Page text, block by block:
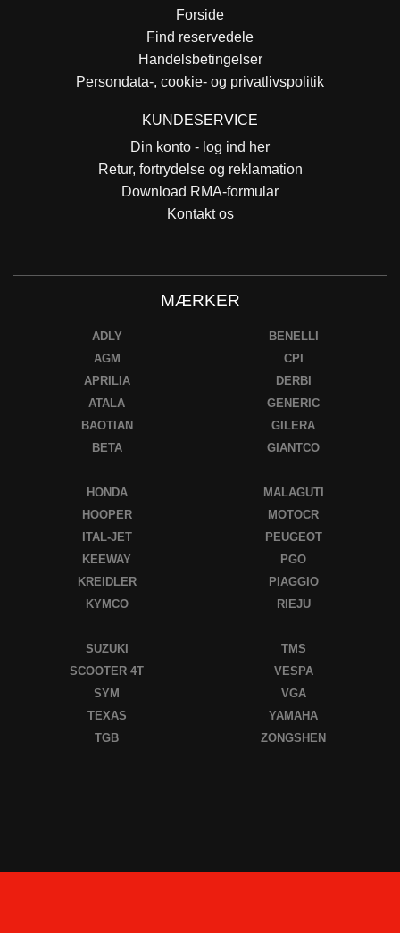
Forside
Find reservedele
Handelsbetingelser
Persondata-, cookie- og privatlivspolitik
KUNDESERVICE
Din konto - log ind her
Retur, fortrydelse og reklamation
Download RMA-formular
Kontakt os
MÆRKER
ADLY
AGM
APRILIA
ATALA
BAOTIAN
BETA
BENELLI
CPI
DERBI
GENERIC
GILERA
GIANTCO
HONDA
HOOPER
ITAL-JET
KEEWAY
KREIDLER
KYMCO
MALAGUTI
MOTOCR
PEUGEOT
PGO
PIAGGIO
RIEJU
SUZUKI
SCOOTER 4T
SYM
TEXAS
TGB
TMS
VESPA
VGA
YAMAHA
ZONGSHEN